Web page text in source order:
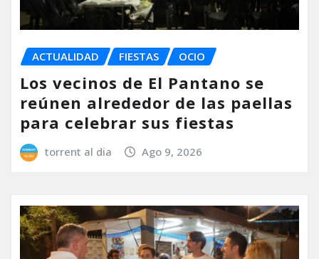
ACTUALIDAD FIESTAS OCIO
Los vecinos de El Pantano se
reúnen alrededor de las paellas
para celebrar sus fiestas
torrent al dia Ago 9, 2026